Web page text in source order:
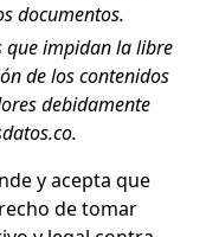
documentos.
que impidan la libre
de los contenidos
debidamente
y acepta que
de tomar